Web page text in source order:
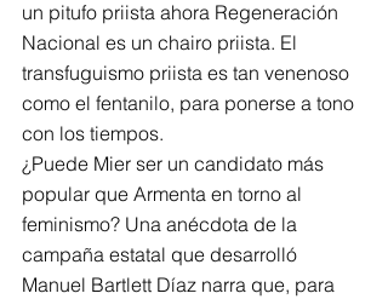
un pitufo priista ahora Regeneración
Nacional es un chairo priista. El
transfuguismo priista es tan venenoso
como el fentanilo, para ponerse a tono
con los tiempos.
¿Puede Mier ser un candidato más
popular que Armenta en torno al
feminismo? Una anécdota de la
campaña estatal que desarrolló
Manuel Bartlett Díaz narra que, para